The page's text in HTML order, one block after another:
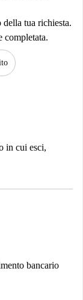
della tua richiesta.
completata.
in cui esci,
bancario